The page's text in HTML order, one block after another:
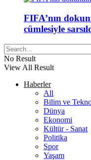
FIFA’nın
cümlesiyle
No Result
View All Result
Haberler
All
Bilim ve
Dünya
Ekonomi
Kültür - Sanat
Politika
Spor
Yaşam